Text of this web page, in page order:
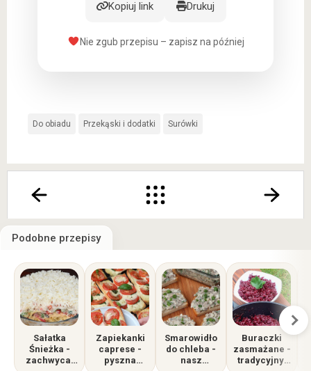
Kopiuj link Drukuj
Nie zgub przepisu – zapisz na później
Do obiadu Przekąski i dodatki Surówki
Podobne przepisy
Sałatka
Śnieżka -
zachwyca,
Zapiekanki
caprese -
pyszna
Smarowidło
do chleba -
nasz
Buraczki
zasmażane -
tradycyjny,